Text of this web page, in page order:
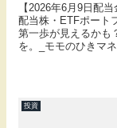
【2026年6月9日配
配当株・ETFポート
第一歩が見えるかも
を。_モモのひきマ
投資